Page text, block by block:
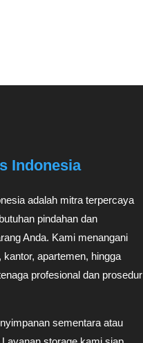
Indonesia
adalah mitra terpercaya
pindahan dan
Anda. Kami menangani
kantor, apartemen, hingga
profesional dan prosedur
sementara atau